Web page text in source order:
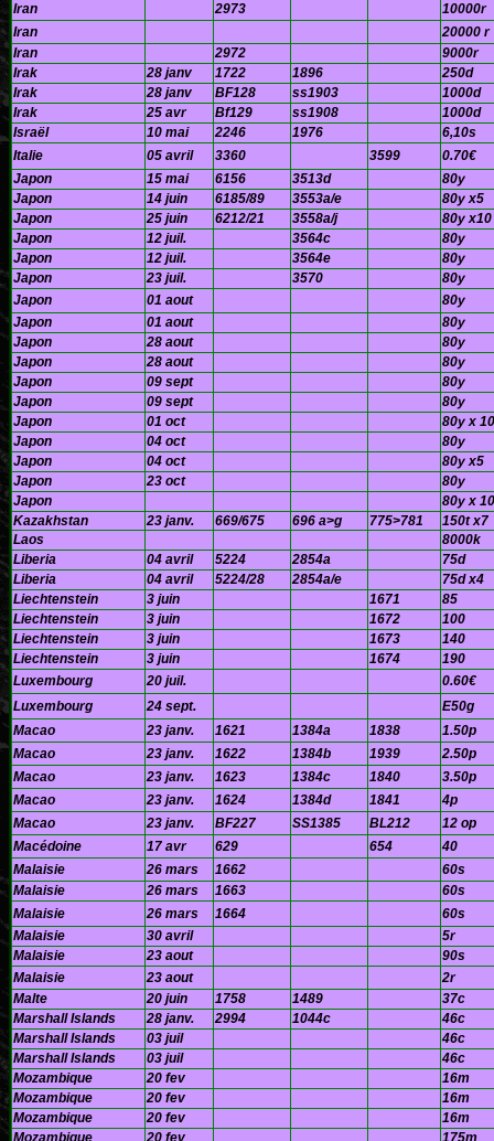
Iran
2973
10000r
Iran
20000 r
Iran
2972
9000r
Irak
28 janv 1722 1896
250d
Irak
28 janv BF128 ss1903
1000d
Irak
25 avr Bf129 ss1908
1000d
Israël
10 mai 2246 1976
6,10s
Italie
05 avril 3360 3599
0.70€
Japon
15 mai 6156 3513d
80y
Japon
14 juin 6185/89 3553a/e
80y x5
Japon
25 juin 6212/21 3558a/j
80y x10
Japon
12 juil. 3564c
80y
Japon
12 juil. 3564e
80y
Japon
23 juil. 3570
80y
Japon
01 aout
80y
Japon
01 aout
80y
Japon
28 aout
80y
Japon
28 aout
80y
Japon
09 sept
80y
Japon
09 sept
80y
Japon
01 oct
80y x 10
Japon
04 oct
80y
Japon
04 oct
80y x5
Japon
23 oct
80y
Japon
80y x 10
Kazakhstan
23 janv. 669/675 696 a>g 775>781
150t x7
Laos
8000k
Liberia
04 avril 5224 2854a
75d
Liberia
04 avril 5224/28 2854a/e
75d x4
Liechtenstein
3 juin 1671
85
Liechtenstein
3 juin 1672
100
Liechtenstein
3 juin 1673
140
Liechtenstein
3 juin 1674
190
Luxembourg
20 juil.
0.60€
Luxembourg
24 sept.
E50g
Macao
23 janv. 1621 1384a 1838
1.50p
Macao
23 janv. 1622 1384b 1939
2.50p
Macao
23 janv. 1623 1384c 1840
3.50p
Macao
23 janv. 1624 1384d 1841
4p
Macao
23 janv. BF227 SS1385 BL212
12 op
Macédoine
17 avr 629 654
40
Malaisie
26 mars 1662
60s
Malaisie
26 mars 1663
60s
Malaisie
26 mars 1664
60s
Malaisie
30 avril
5r
Malaisie
23 aout
90s
Malaisie
23 aout
2r
Malte
20 juin 1758 1489
37c
Marshall Islands
28 janv. 2994 1044c
46c
Marshall Islands
03 juil
46c
Marshall Islands
03 juil
46c
Mozambique
20 fev
16m
Mozambique
20 fev
16m
Mozambique
20 fev
16m
Mozambique
20 fev 175m